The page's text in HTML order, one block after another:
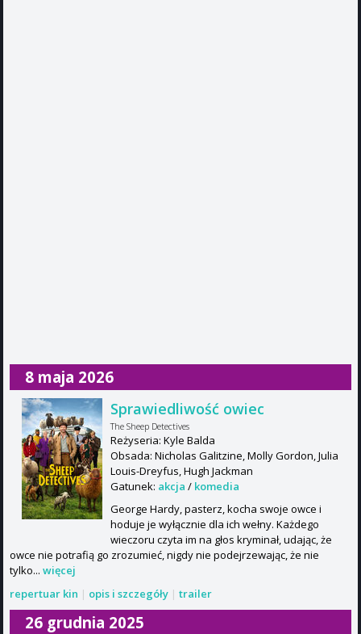
8 maja 2026
Sprawiedliwość owiec
The Sheep Detectives
Reżyseria: Kyle Balda
Obsada: Nicholas Galitzine, Molly Gordon, Julia
Louis-Dreyfus, Hugh Jackman
Gatunek: akcja / komedia
George Hardy, pasterz, kocha swoje owce i
hoduje je wyłącznie dla ich wełny. Każdego
wieczoru czyta im na głos kryminał, udając, że
owce nie potrafią go zrozumieć, nigdy nie podejrzewając, że nie
tylko... więcej
repertuar kin | opis i szczegóły | trailer
26 grudnia 2025